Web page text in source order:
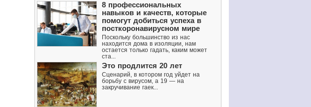
8 профессиональных
навыков и качеств, которые
помогут добиться успеха в
посткоронавирусном мире
Поскольку большинство из нас
находится дома в изоляции, нам
остается только гадать, каким может
ста...
Это продлится 20 лет
Сценарий, в котором год уйдет на
борьбу с вирусом, а 19 — на
закручивание гаек...